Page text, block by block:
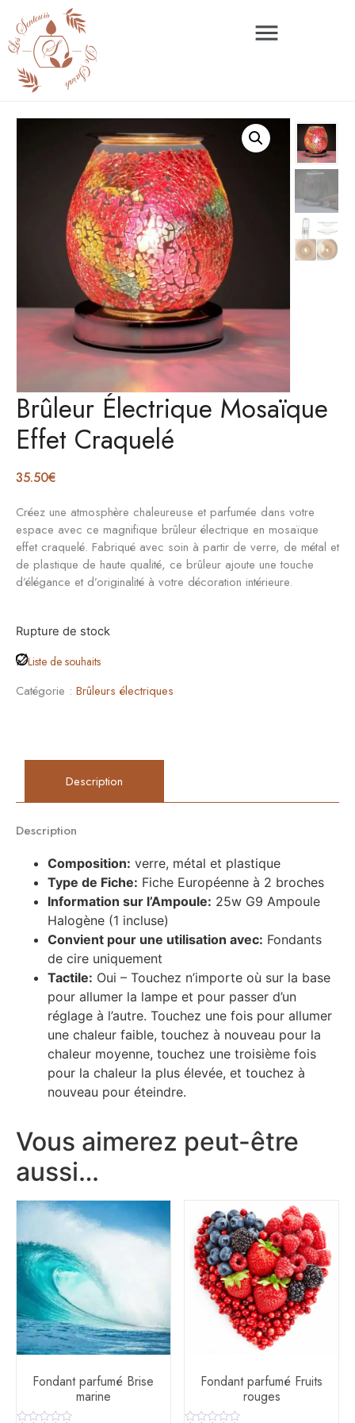
Brûleur Électrique Mosaïque
Effet Craquelé
35.50€
Créez une atmosphère chaleureuse et parfumée dans votre
espace avec ce magnifique brûleur électrique en mosaïque
effet craquelé. Fabriqué avec soin à partir de verre, de métal et
de plastique de haute qualité, ce brûleur ajoute une touche
d’élégance et d’originalité à votre décoration intérieure.
Rupture de stock
Liste de souhaits
Catégorie : Brûleurs électriques
Description
Description
Composition: verre, métal et plastique
Type de Fiche: Fiche Européenne à 2 broches
Information sur l’Ampoule: 25w G9 Ampoule
Halogène (1 incluse)
Convient pour une utilisation avec: Fondants
de cire uniquement
Tactile: Oui – Touchez n’importe où sur la base
pour allumer la lampe et pour passer d’un
réglage à l’autre. Touchez une fois pour allumer
une chaleur faible, touchez à nouveau pour la
chaleur moyenne, touchez une troisième fois
pour la chaleur la plus élevée, et touchez à
nouveau pour éteindre.
Vous aimerez peut-être
aussi…
Fondant parfumé Brise
marine
Fondant parfumé Fruits
rouges